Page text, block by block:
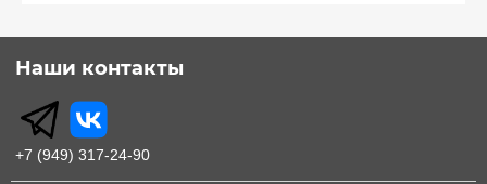
Наши контакты
+7 (949) 317-24-90